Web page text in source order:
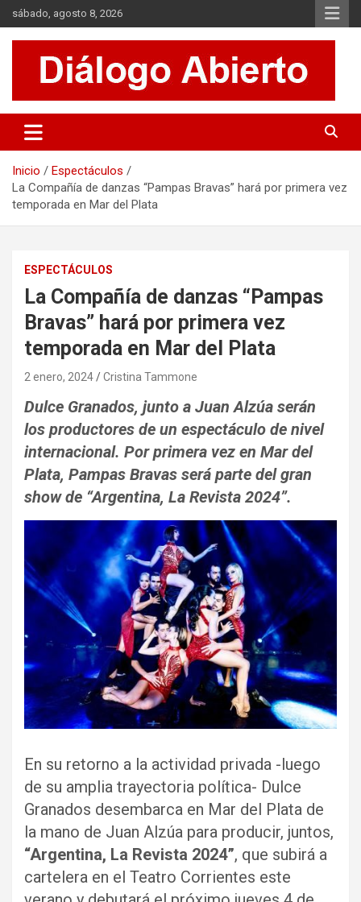
Saltar
al
contenido
sábado, agosto 8, 2026
Diálogo Abierto
Se tratan diversos temas de actualidad buscando hacer un
aporte a la sociedad, brindando información relevante de lo que
Inicio
Espectáculos
La Compañía de danzas “Pampas Bravas” hará por primera vez
temporada en Mar del Plata
ESPECTÁCULOS
La Compañía de danzas “Pampas
Bravas” hará por primera vez
temporada en Mar del Plata
2 enero, 2024 Cristina Tammone
Dulce Granados, junto a Juan Alzúa serán
los productores de un espectáculo de nivel
internacional. Por primera vez en Mar del
Plata, Pampas Bravas será parte del gran
show de “Argentina, La Revista 2024”.
En su retorno a la actividad privada -luego
de su amplia trayectoria política- Dulce
Granados desembarca en Mar del Plata de
la mano de Juan Alzúa para producir, juntos,
“Argentina, La Revista 2024”, que subirá a
cartelera en el Teatro Corrientes este